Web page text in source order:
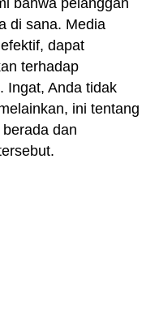
bahwa pelanggan
di sana. Media
dapat
terhadap
Ingat, Anda tidak
ini tentang
dan